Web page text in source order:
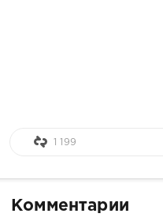
1 199
Комментарии